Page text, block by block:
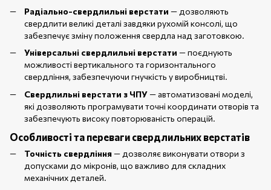
Радіально-свердлильні верстати — дозволяють
свердлити великі деталі завдяки рухомій консолі, що
забезпечує зміну положення свердла над заготовкою.
Універсальні свердлильні верстати — поєднують
можливості вертикального та горизонтального
свердління, забезпечуючи гнучкість у виробництві.
Свердлильні верстати з ЧПУ— автоматизовані моделі,
які дозволяють програмувати точні координати отворів та
забезпечують високу повторюваність операцій.
Особливості та переваги свердлильних верстатів
Точність свердління— дозволяє виконувати отвори з
допусками до мікронів, що важливо для складних
механічних деталей.